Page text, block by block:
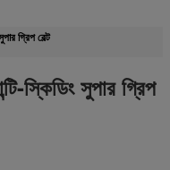
গ্রিপ বেল্ট
স্কিডিং সুপার গ্রিপ